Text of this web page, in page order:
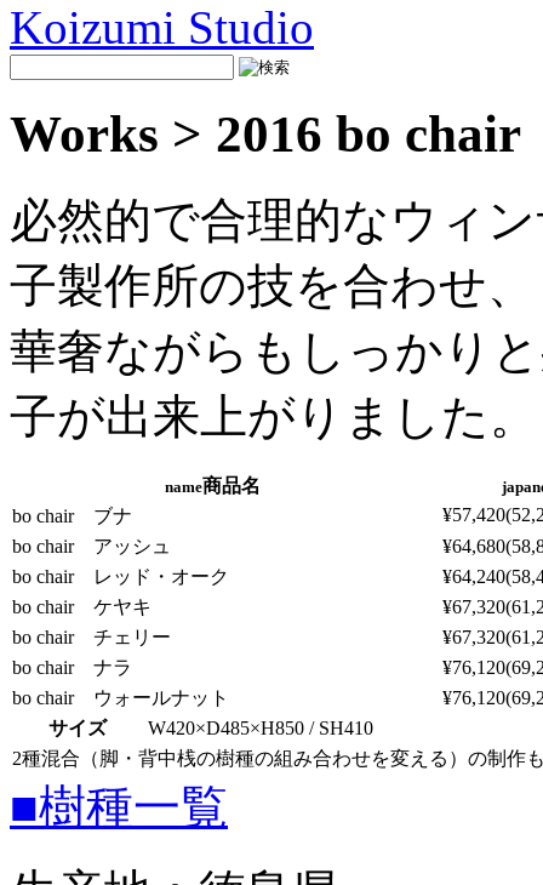
Koizumi Studio
Works > 2016 bo chair
必然的で合理的なウィ
子製作所の技を合わせ、
華奢ながらもしっかり
子が出来上がりました。
name商品名
bo chair ブナ
bo chair アッシュ
bo chair レッド・オーク
bo chair ケヤキ
bo chair チェリー
bo chair ナラ
bo chair ウォールナット
サイズ
W420×D485×H850 / SH410
2種混合（脚・背中桟の樹種の組み合わせを変える）の制作
■樹種一覧